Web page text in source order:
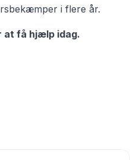
i flere år.
at få hjælp idag.